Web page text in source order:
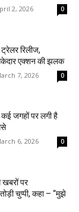
2, 2026 0
रिलीज,
एक्शन की झलक
7, 2026 0
कई जगहों पर लगी है
6, 2026 0
पर
चुप्पी, कहा – “मुझे